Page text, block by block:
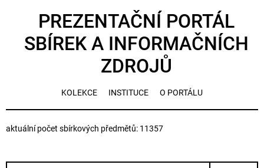
PREZENTAČNÍ PORTÁL
SBÍREK A INFORMAČNÍCH
ZDROJŮ
KOLEKCE INSTITUCE O PORTÁLU
aktuální počet sbírkových předmětů: 11357